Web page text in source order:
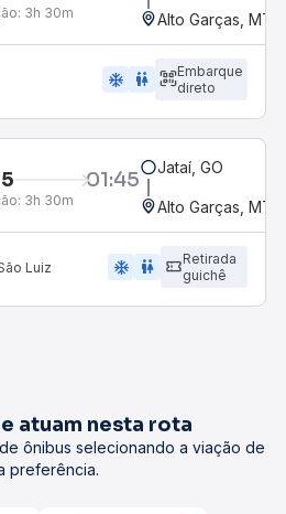
3h 30m Alto Garças, MT
ac_unit wc
Embarque
direto
01:45
3h 30m
Jataí, GO
Alto Garças, MT
Luiz ac_unit wc
Retirada
guichê
atuam nesta rota
ônibus selecionando a viação de
preferência.